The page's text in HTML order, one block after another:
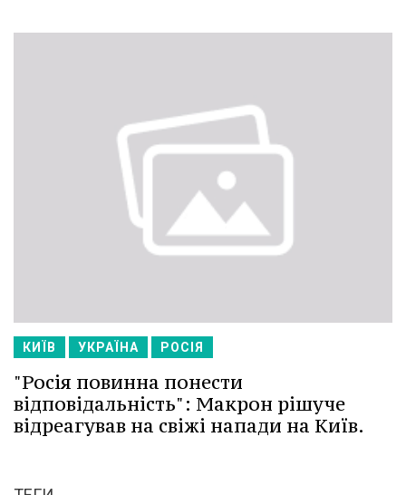
КИЇВ УКРАЇНА РОСІЯ
"Росія повинна понести
відповідальність": Макрон рішуче
відреагував на свіжі напади на Київ.